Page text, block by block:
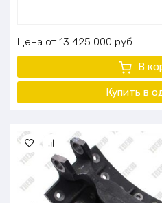
Цена 13 425 000 руб.
В
Купить в